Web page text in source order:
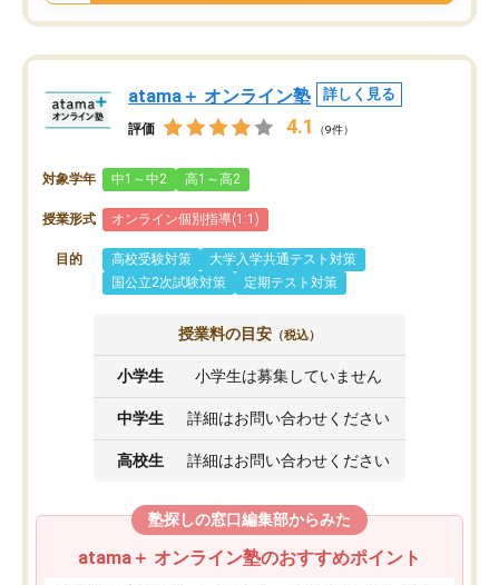
atama＋ オンライン塾 詳しく見る
評価 4.1 （9件）
対象学年 中1～中2 高1～高2
授業形式 オンライン個別指導(1:1)
目的 高校受験対策
大学入学共通テスト対策
国公立2次試験対策
定期テスト対策
授業料の目安 （税込）
小学生 小学生は募集していません
中学生 詳細はお問い合わせください
高校生 詳細はお問い合わせください
塾探しの窓口編集部からみた
atama＋ オンライン塾のおすすめポイント